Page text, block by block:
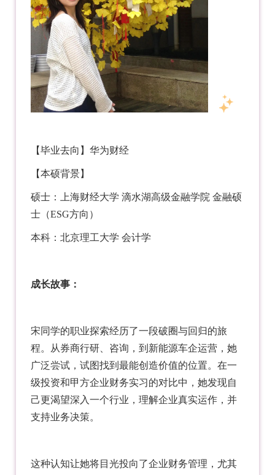
【毕业去向】华为财经
【本硕背景】
硕士：上海财经大学 滴水湖高级金融学院 金融硕
士（ESG方向）
本科：北京理工大学 会计学
成长故事：
宋同学的职业探索经历了一段破圈与回归的旅
程。从券商行研、咨询，到新能源车企运营，她
广泛尝试，试图找到最能创造价值的位置。在一
级投资和甲方企业财务实习的对比中，她发现自
己更渴望深入一个行业，理解企业真实运作，并
支持业务决策。
这种认知让她将目光投向了企业财务管理，尤其